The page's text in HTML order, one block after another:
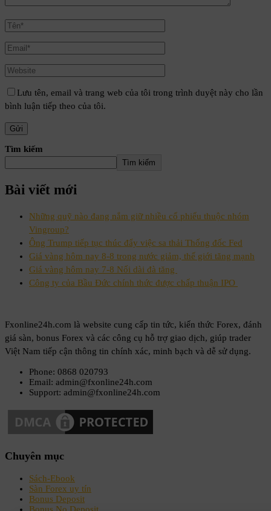
Lưu tên, email và trang web của tôi trong trình duyệt này cho lần
bình luận tiếp theo của tôi.
Tìm kiếm
Tìm kiếm
Bài viết mới
Những quỹ nào đang nắm giữ nhiều cổ phiếu thuộc nhóm
Vingroup?
Ông Trump tiếp tục thúc đẩy việc sa thải Thống đốc Fed
Giá vàng hôm nay 8-8 trong nước giảm, thế giới tăng mạnh
Giá vàng hôm nay 7-8 Nối dài đà tăng
Công ty của Bầu Đức chính thức được chấp thuận IPO
Fxonline24h.com là website cung cấp tin tức, kiến thức Forex, đánh
giá sàn, bonus Forex và các công cụ hỗ trợ giao dịch, giúp trader
Việt Nam tiếp cận thông tin chính xác, minh bạch và dễ sử dụng.
Phone: 0868 020793
Email: admin@fxonline24h.com
Support: admin@fxonline24h.com
Chuyên mục
Sách-Ebook
Sàn Forex uy tín
Bonus Deposit